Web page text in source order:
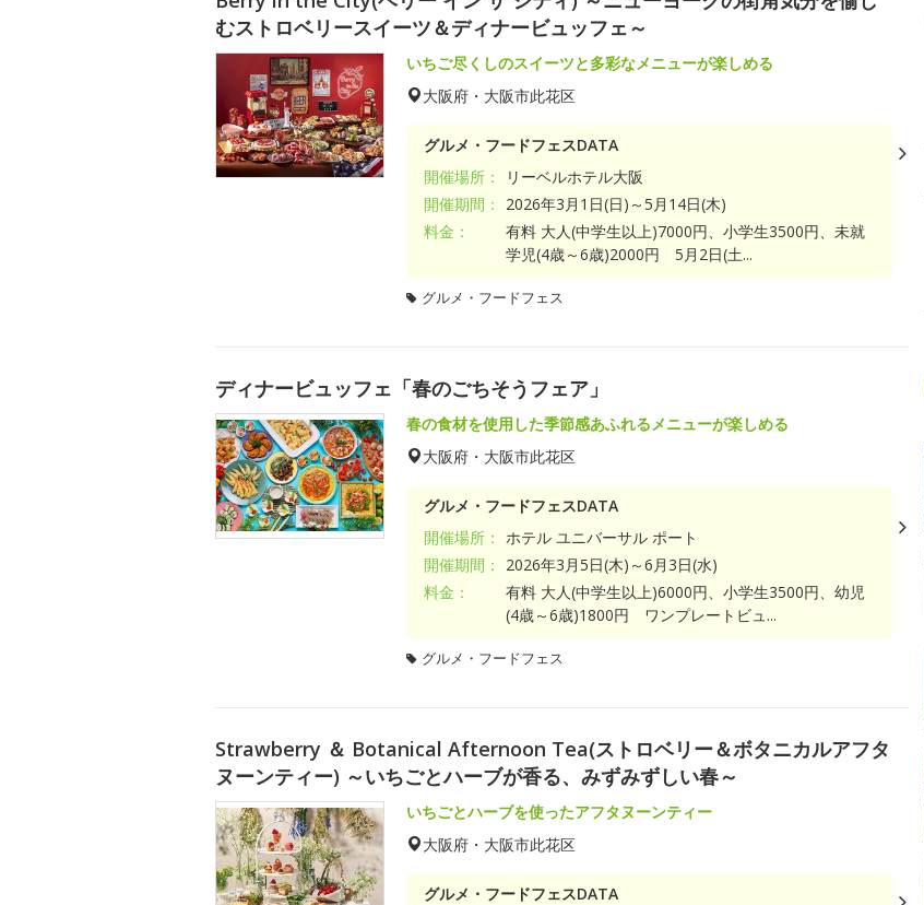
むストロベリースイーツ＆ディナービュッフェ～
いちご尽くしのスイーツと多彩なメニューが楽しめる
大阪府・大阪市此花区
グルメ・フードフェスDATA
開催場所：
リーベルホテル大阪
開催期間：
2026年3月1日(日)～5月14日(木)
料金：
有料 大人(中学生以上)7000円、小学生3500円、未就
学児(4歳～6歳)2000円 5月2日(土...
グルメ・フードフェス
ディナービュッフェ「春のごちそうフェア」
春の食材を使用した季節感あふれるメニューが楽しめる
大阪府・大阪市此花区
グルメ・フードフェスDATA
開催場所：
ホテル ユニバーサル ポート
開催期間：
2026年3月5日(木)～6月3日(水)
料金：
有料 大人(中学生以上)6000円、小学生3500円、幼児
(4歳～6歳)1800円 ワンプレートビュ...
グルメ・フードフェス
Strawberry ＆ Botanical Afternoon Tea(ストロベリー＆ボタニカルアフタ
ヌーンティー) ～いちごとハーブが香る、みずみずしい春～
いちごとハーブを使ったアフタヌーンティー
大阪府・大阪市此花区
グルメ・フードフェスDATA